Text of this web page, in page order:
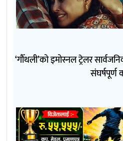
‘गौँथली’को इमोस्नल ट्रेलर
संघर्षपूर्ण